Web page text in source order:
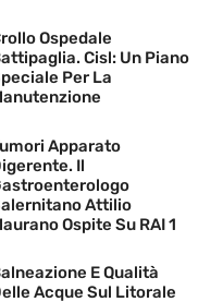
Ospedale
Cisl: Un Piano
Per La
Apparato
Il
Attilio
Ospite Su RAI 1
E Qualità
Acque Sul Litorale